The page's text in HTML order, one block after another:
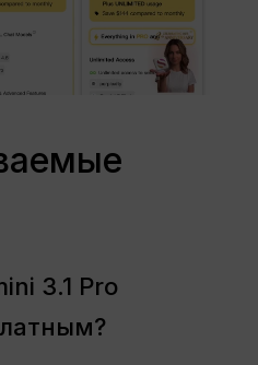
3.1 Pro